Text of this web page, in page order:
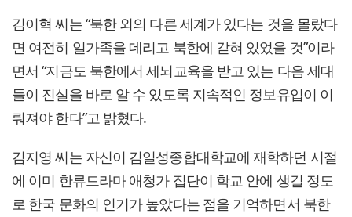
김이혁 씨는 “북한 외의 다른 세계가 있다는 것을 몰랐다
면 여전히 일가족을 데리고 북한에 갇혀 있었을 것”이라
면서 “지금도 북한에서 세뇌교육을 받고 있는 다음 세대
들이 진실을 바로 알 수 있도록 지속적인 정보유입이 이
뤄져야 한다”고 밝혔다.
김지영 씨는 자신이 김일성종합대학교에 재학하던 시절
에 이미 한류드라마 애청가 집단이 학교 안에 생길 정도
로 한국 문화의 인기가 높았다는 점을 기억하면서 북한